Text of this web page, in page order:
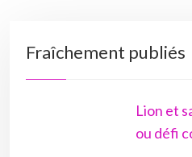
Fraîchement publiés
Lion et
ou défi